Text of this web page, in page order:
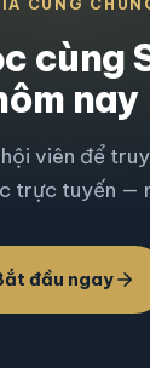
CÙNG
cùng
nay
viên để
trực tuyến —
đầu ngay